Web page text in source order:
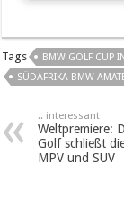
Tags BMW GOLF CUP
SÜDAFRIKA BMW
.. interessant
Weltpremiere:
Golf schließt
MPV und SUV